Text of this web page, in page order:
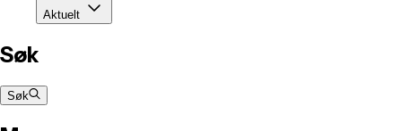
Aktuelt
Søk
Søk